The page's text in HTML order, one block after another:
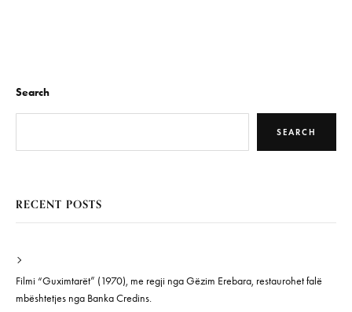
Search
SEARCH
RECENT POSTS
Filmi “Guximtarët” (1970), me regji nga Gëzim Erebara, restaurohet falë
mbështetjes nga Banka Credins.